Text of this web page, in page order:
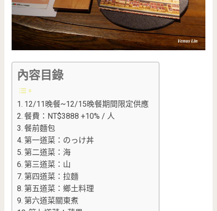
內容目錄
12/11晚餐~12/15晚餐期間限定供應
餐費：NT$3888 +10% / 人
餐前麵包
第一道菜：のっけ丼
第二道菜：海
第三道菜：山
第四道菜：拉麵
第五道菜：鄉土料理
第六道菜關東煮